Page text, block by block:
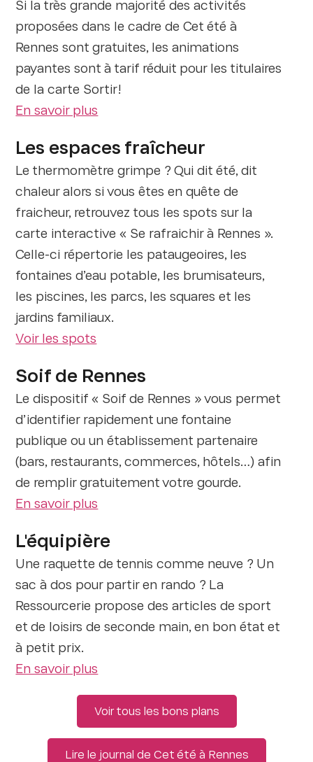
Si la très grande majorité des activités
proposées dans le cadre de Cet été à
Rennes sont gratuites, les animations
payantes sont à tarif réduit pour les titulaires
de la carte Sortir!
En savoir plus
Les espaces fraîcheur
Le thermomètre grimpe ? Qui dit été, dit
chaleur alors si vous êtes en quête de
fraicheur, retrouvez tous les spots sur la
carte interactive « Se rafraichir à Rennes ».
Celle-ci répertorie les pataugeoires, les
fontaines d’eau potable, les brumisateurs,
les piscines, les parcs, les squares et les
jardins familiaux.
Voir les spots
Soif de Rennes
Le dispositif « Soif de Rennes » vous permet
d’identifier rapidement une fontaine
publique ou un établissement partenaire
(bars, restaurants, commerces, hôtels…) afin
de remplir gratuitement votre gourde.
En savoir plus
L'équipière
Une raquette de tennis comme neuve ? Un
sac à dos pour partir en rando ? La
Ressourcerie propose des articles de sport
et de loisirs de seconde main, en bon état et
à petit prix.
En savoir plus
Voir tous les bons plans
Lire le journal de Cet été à Rennes